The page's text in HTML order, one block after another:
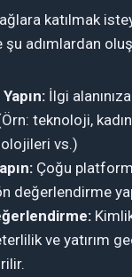
katılmak
adımlardan
İlgi
teknoloji,
vs.)
Çoğu
değerlendirme
ve yatırım